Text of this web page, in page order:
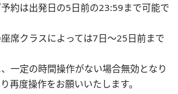
約は出発日の5日前の23:59まで可能で
座席クラスによっては7日～25日前まで
一定の時間操作がない場合無効となり
再度操作をお願いいたします。